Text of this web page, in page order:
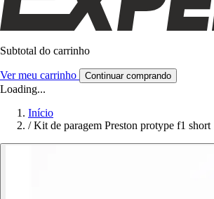
Subtotal do carrinho
Ver meu carrinho Continuar comprando
Loading...
Início
/ Kit de paragem Preston protype f1 short